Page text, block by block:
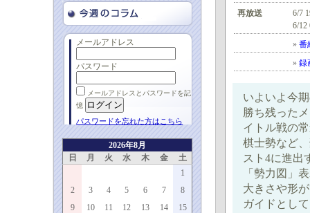
メールアドレス
パスワード
メールアドレスとパスワードを記
憶
パスワードを忘れた方はこちら
2026年8月
日
月 火 水 木 金
土
1
2
3 4 5 6 7
8
9
10 11 12 13 14
15
再放送
6/7
6/
» 番
» 録
いよいよ今
勝ち残った
イトル戦の
棋士勢など
スト4に進出
「勢力図」
大きさや形
ガイドとし